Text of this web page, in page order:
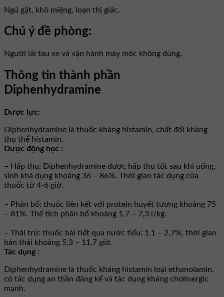
Ngủ gật, khô miệng, loạn thị giác.
Chú ý đề phòng:
Người lái tau xe và vận hành máy móc không dùng.
Thông tin thành phần
Diphenhydramine
Dược lực:
Diphenhydramine là thuốc kháng histamin, chất đối kháng
thụ thể histamin.
Dược động học :
– Hấp thu: Diphenhydramine được hấp thu tốt sau khi uống,
sinh khả dụng khoảng 36 – 86%. Thời gian tác dụng của
thuốc từ 4-6 giờ.
– Phân bố: thuốc liên kết với protein huyết tương khoảng 75
– 81%. Thể tích phân bố khoảng 1,7 – 7,3 l/kg.
– Thải trừ: thuốc bài tiết qua nước tiểu: 1,1 – 2,7%, thời gian
bán thải khoảng 5,3 – 11,7 giờ.
Tác dụng :
Diphenhydramine là thuốc kháng histamin loại ethanolamin,
có tác dụng an thần đáng kể và tác dụng kháng cholinergic
mạnh.